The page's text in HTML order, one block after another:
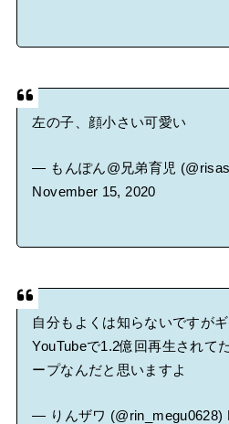
左の子、顔小さい可愛い
— もんぽん@兄弟育児
November 15, 2020
自分もよくは知らないですが
YouTubeで1.2億回再生されて
ープなんだと思いますよ
— りんザワ (@rin_megu0628)